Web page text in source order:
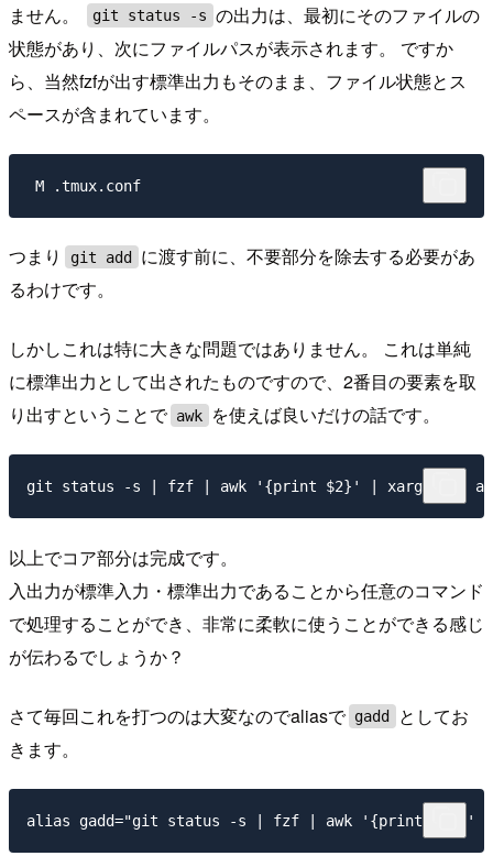
ません。
git status -s の出力は、最初にそのファイルの
状態があり、次にファイルパスが表示されます。 ですか
ら、当然fzfが出す標準出力もそのまま、ファイル状態とス
ペースが含まれています。
つまり git add に渡す前に、不要部分を除去する必要があ
るわけです。
しかしこれは特に大きな問題ではありません。 これは単純
に標準出力として出されたものですので、2番目の要素を取
り出すということで awk を使えば良いだけの話です。
以上でコア部分は完成です。
入出力が標準入力・標準出力であることから任意のコマンド
で処理することができ、非常に柔軟に使うことができる感じ
が伝わるでしょうか？
さて毎回これを打つのは大変なのでaliasで gadd
としてお
きます。